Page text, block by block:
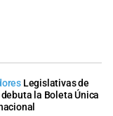
Legislativas de
la Boleta Única